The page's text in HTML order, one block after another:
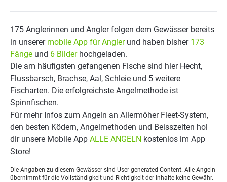
175 Anglerinnen und Angler folgen dem Gewässer bereits
in unserer mobile App für Anglerund haben bisher 173
Fänge und 6 Bilderhochgeladen.
Die am häufigsten gefangenen Fische sind hier Hecht,
Flussbarsch, Brachse, Aal, Schleie und 5 weitere
Fischarten. Die erfolgreichste Angelmethode ist
Spinnfischen.
Für mehr Infos zum Angeln an Allermöher Fleet-System,
den besten Ködern, Angelmethoden und Beisszeiten hol
dir unsere Mobile App ALLE ANGELN kostenlos im App
Store!
Die Angaben zu diesem Gewässer sind User generated Content. Alle Angeln
übernimmt für die Vollständigkeit und Richtigkeit der Inhalte keine Gewähr.